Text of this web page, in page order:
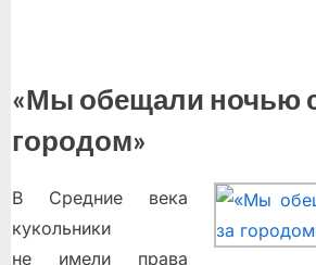
«Мы обещали ночью
городом»
В Средние века
кукольники
не имели права